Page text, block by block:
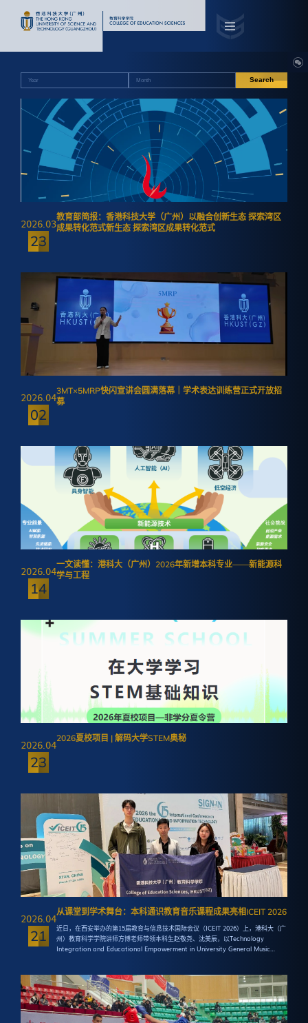
Search
2026.03
23
教育部简报：香港科技大学（广州）以融合创新生态 探索湾区
成果转化范式新生态 探索湾区成果转化范式
2026.04
02
3MT×5MRP快闪宣讲会圆满落幕｜学术表达训练营正式开放招
募
2026.04
14
一文读懂：港科大（广州）2026年新增本科专业——新能源科
学与工程
2026.04
23
2026夏校项目 | 解码大学STEM奥秘
2026.04
21
从课堂到学术舞台：本科通识教育音乐课程成果亮相ICEIT 2026
近日，在西安举办的第15届教育与信息技术国际会议（ICEIT 2026）上，港科大（广
州）教育科学学院讲师方博老师带领本科生赵敬尧、沈美辰，以Technology
Integration and Educational Empowerment in University General Music
践成果。